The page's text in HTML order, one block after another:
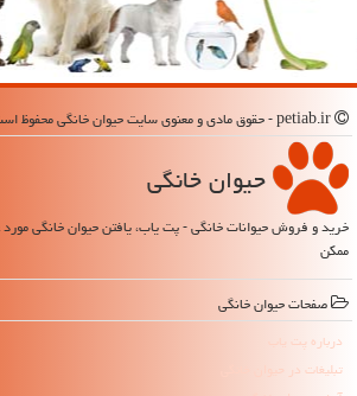
حیوان خانگی
خرید و فروش حیوانات خانگی - پت یاب، یافتن حیوان خانگی
ممکن
صفحات حیوان خانگی
درباره پت یاب
تبلیغات در حیوان خانگی